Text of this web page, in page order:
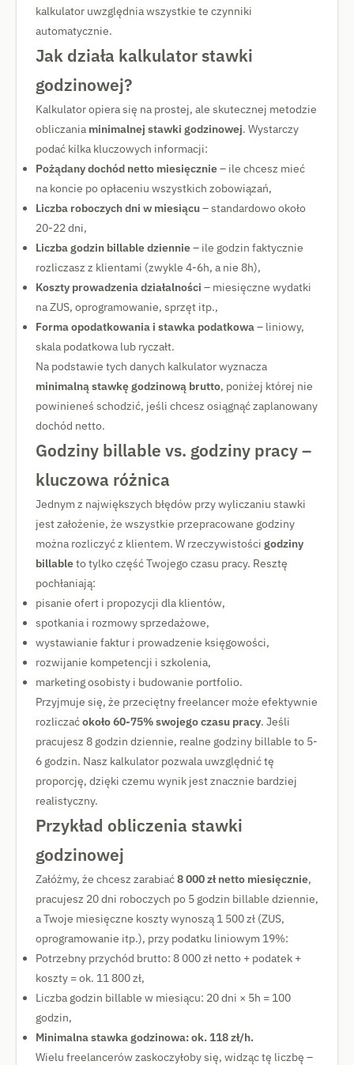
kalkulator uwzględnia wszystkie te czynniki
automatycznie.
Jak działa kalkulator stawki
godzinowej?
Kalkulator opiera się na prostej, ale skutecznej metodzie
obliczania minimalnej stawki godzinowej. Wystarczy
podać kilka kluczowych informacji:
Pożądany dochód netto miesięcznie– ile chcesz mieć
na koncie po opłaceniu wszystkich zobowiązań,
Liczba roboczych dni w miesiącu– standardowo około
20-22 dni,
Liczba godzin billable dziennie– ile godzin faktycznie
rozliczasz z klientami (zwykle 4-6h, a nie 8h),
Koszty prowadzenia działalności – miesięczne wydatki
na ZUS, oprogramowanie, sprzęt itp.,
Forma opodatkowania i stawka podatkowa– liniowy,
skala podatkowa lub ryczałt.
Na podstawie tych danych kalkulator wyznacza
minimalną stawkę godzinową brutto, poniżej której nie
powinieneś schodzić, jeśli chcesz osiągnąć zaplanowany
dochód netto.
Godziny billable vs. godziny pracy –
kluczowa różnica
Jednym z największych błędów przy wyliczaniu stawki
jest założenie, że wszystkie przepracowane godziny
można rozliczyć z klientem. W rzeczywistości godziny
billableto tylko część Twojego czasu pracy. Resztę
pochłaniają:
pisanie ofert i propozycji dla klientów,
spotkania i rozmowy sprzedażowe,
wystawianie faktur i prowadzenie księgowości,
rozwijanie kompetencji i szkolenia,
marketing osobisty i budowanie portfolio.
Przyjmuje się, że przeciętny freelancer może efektywnie
rozliczaćokoło 60-75% swojego czasu pracy. Jeśli
pracujesz 8 godzin dziennie, realne godziny billable to 5-
6 godzin. Nasz kalkulator pozwala uwzględnić tę
proporcję, dzięki czemu wynik jest znacznie bardziej
realistyczny.
Przykład obliczenia stawki
godzinowej
Załóżmy, że chcesz zarabiać8 000 zł netto miesięcznie,
pracujesz 20 dni roboczych po 5 godzin billable dziennie,
a Twoje miesięczne koszty wynoszą 1 500 zł (ZUS,
oprogramowanie itp.), przy podatku liniowym 19%:
Potrzebny przychód brutto: 8 000 zł netto + podatek +
koszty = ok. 11 800 zł,
Liczba godzin billable w miesiącu: 20 dni × 5h = 100
godzin,
Minimalna stawka godzinowa: ok. 118 zł/h.
Wielu freelancerów zaskoczyłoby się, widząc tę liczbę –